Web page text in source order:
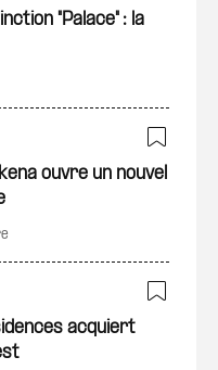
"Palace" : la
ouvre un nouvel
acquiert